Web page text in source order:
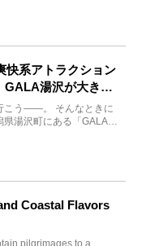
快系アトラクション
GALA湯沢が大きく
こう――。 そんなときに
県湯沢町にある「GALA湯
Coastal Flavors
pilgrimages to a